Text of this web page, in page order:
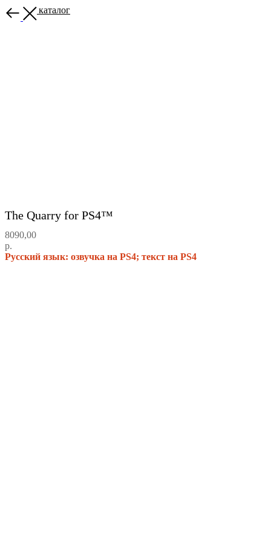
Назад в каталог
The Quarry for PS4™
8090,00
р.
Русский язык: озвучка на PS4; текст на PS4